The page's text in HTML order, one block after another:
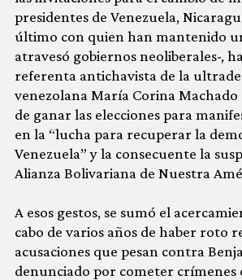
presidentes de Venezuela,
último con quien han mantenido
atravesó gobiernos neoliberales-,
referenta antichavista de la
venezolana María Corina Machado
de ganar las elecciones para
en la “lucha para recuperar la
Venezuela” y la consecuente la
Alianza Bolivariana de Nuestra
A esos gestos, se sumó el
cabo de varios años de haber roto
acusaciones que pesan contra
denunciado por cometer crímenes